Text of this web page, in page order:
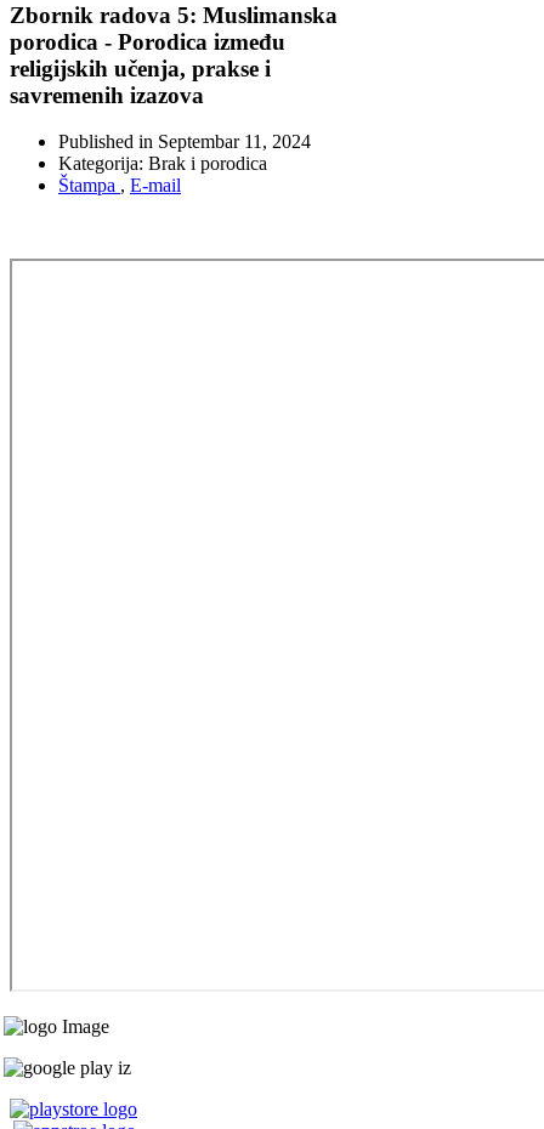
Zbornik radova 5: Muslimanska
porodica - Porodica između
religijskih učenja, prakse i
savremenih izazova
Published in Septembar 11, 2024
Kategorija: Brak i porodica
Štampa , E-mail